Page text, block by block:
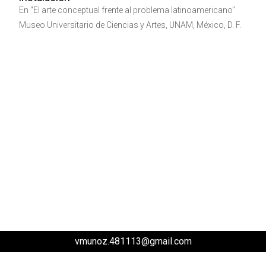
En "El arte conceptual frente al problema latinoamericano"
Museo Universitario de Ciencias y Artes, UNAM, México, D. F.
vmunoz.481113@gmail.com